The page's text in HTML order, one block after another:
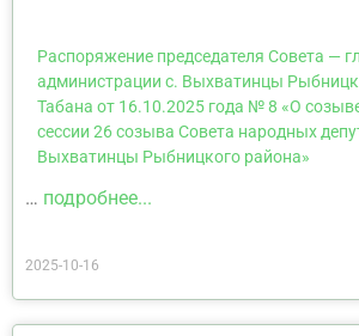
Распоряжение председателя Совета —
администрации с. Выхватинцы
Табана от 16.10.2025 года № 8 «О
сессии 26 созыва Совета народных
Выхватинцы Рыбницкого района»
… подробнее...
2025-10-16